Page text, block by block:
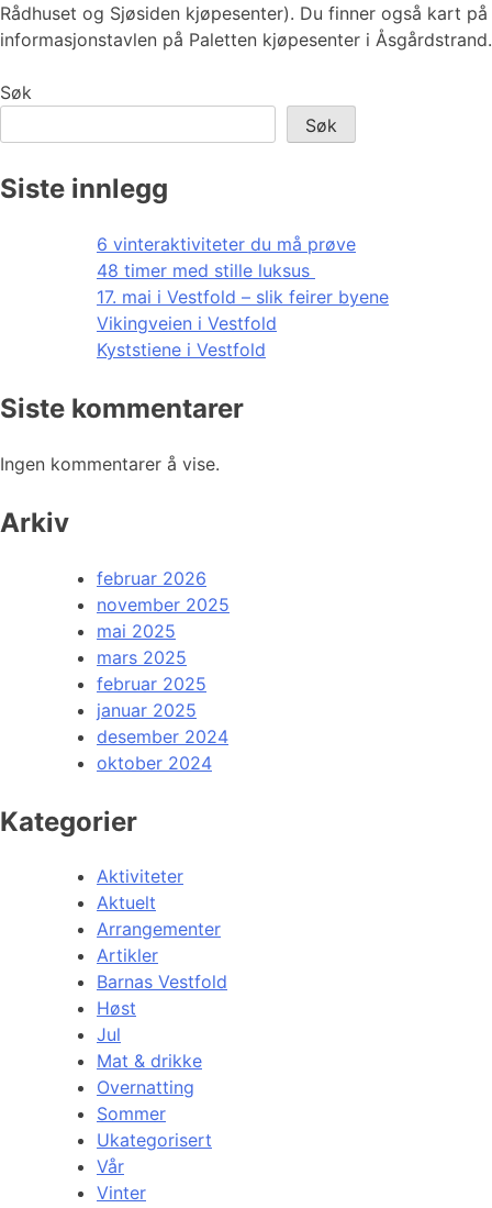
Rådhuset og Sjøsiden kjøpesenter). Du finner også kart på
informasjonstavlen på Paletten kjøpesenter i Åsgårdstrand.
Søk
Søk
Siste innlegg
6 vinteraktiviteter du må prøve
48 timer med stille luksus
17. mai i Vestfold – slik feirer byene
Vikingveien i Vestfold
Kyststiene i Vestfold
Siste kommentarer
Ingen kommentarer å vise.
Arkiv
februar 2026
november 2025
mai 2025
mars 2025
februar 2025
januar 2025
desember 2024
oktober 2024
Kategorier
Aktiviteter
Aktuelt
Arrangementer
Artikler
Barnas Vestfold
Høst
Jul
Mat & drikke
Overnatting
Sommer
Ukategorisert
Vår
Vinter